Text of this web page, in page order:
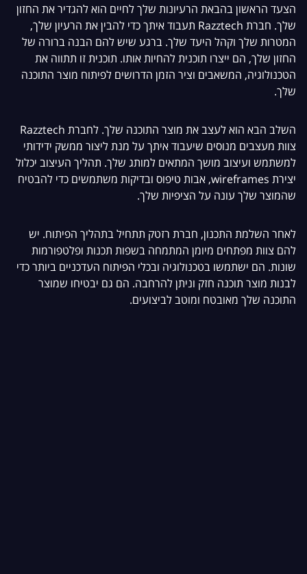
הצעד הראשון בהבאת הרעיונות שלך לחיים הוא להגדיר את החזון
שלך. חברת Razztech תעבוד איתך כדי להבין את הרעיון שלך,
המטרות שלך וקהל היעד שלך. ברגע שיש להם הבנה ברורה של
החזון שלך, הם ייצרו תוכנית להחיות אותו. תוכנית זו תתווה את
הטכנולוגיה, המשאבים וציר הזמן הדרושים לפיתוח מוצר התוכנה
שלך.
השלב הבא הוא לעצב את מוצר התוכנה שלך. לחברת Razztech
צוות מעצבים מנוסים שיעבוד איתך על מנת ליצור ממשק ידידותי
למשתמש ועיצוב מושך המתאים למותג שלך. תהליך העיצוב יכלול
יצירת wireframes, אבות טיפוס ובדיקות משתמשים כדי להבטיח
שהמוצר שלך עונה על הציפיות שלך.
לאחר השלמת התכנון, חברת רזטק תתחיל בתהליך הפיתוח. יש
להם צוות מפתחים מיומן המתמחה בשפות תכנות ופלטפורמות
שונות. הם ישתמשו בטכנולוגיה ובכלי הפיתוח העדכניים ביותר כדי
לבנות מוצר תוכנה חזק וניתן להרחבה. הם גם יבטיחו שמוצר
התוכנה שלך מאובטח ומוטב לביצועים.